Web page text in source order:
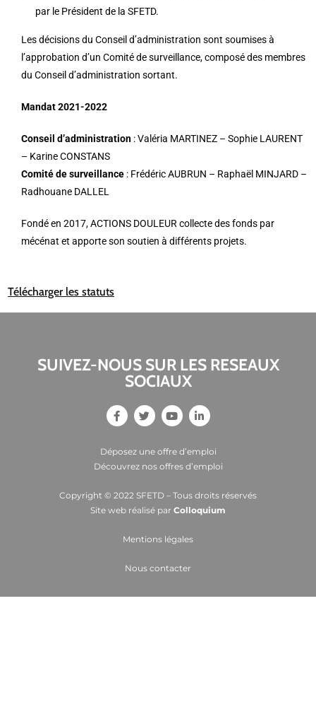
par le Président de la SFETD.
Les décisions du Conseil d’administration sont soumises à
l’approbation d’un Comité de surveillance, composé des membres
du Conseil d’administration sortant.
Mandat 2021-2022
Conseil d’administration : Valéria MARTINEZ – Sophie LAURENT
– Karine CONSTANS
Comité de surveillance : Frédéric AUBRUN – Raphaël MINJARD –
Radhouane DALLEL
Fondé en 2017, ACTIONS DOULEUR collecte des fonds par
mécénat et apporte son soutien à différents projets.
Télécharger les statuts
SUIVEZ-NOUS SUR LES RESEAUX
SOCIAUX
Déposez une offre d’emploi
Découvrez nos offres d’emploi
Copyright © 2022 SFETD – Tous droits réservés
Site web réalisé par Colloquium
Mentions légales
Nous contacter